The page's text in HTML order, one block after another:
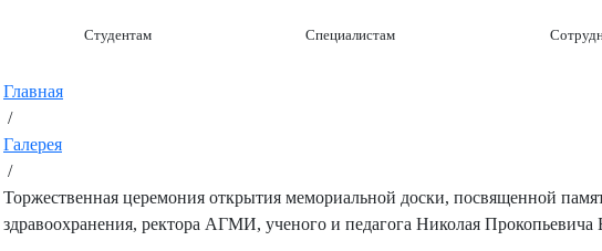
Студентам Специалистам
Главная
/
Галерея
/
Торжественная церемония открытия мемориальной доски, посвященной
здравоохранения, ректора АГМИ, ученого и педагога Николая Прокопьевича